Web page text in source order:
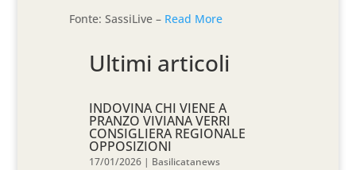
Fonte: SassiLive – Read More
Ultimi articoli
INDOVINA CHI VIENE A
PRANZO VIVIANA VERRI
CONSIGLIERA REGIONALE
OPPOSIZIONI
17/01/2026 | Basilicatanews